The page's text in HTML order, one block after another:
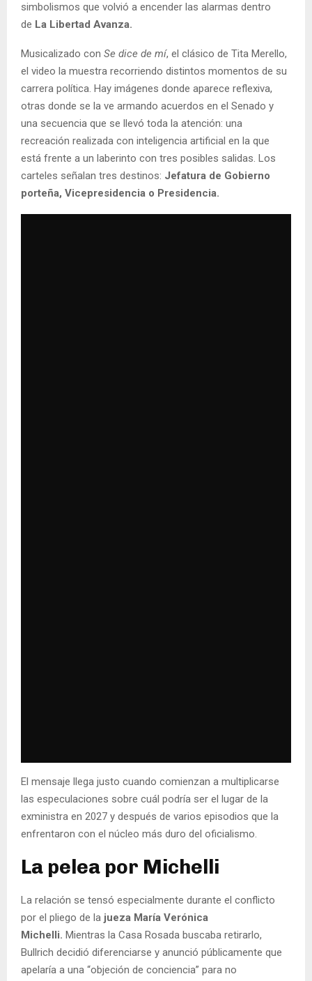
simbolismos que volvió a encender las alarmas dentro
de La Libertad Avanza.
Musicalizado con Se dice de mí, el clásico de Tita Merello,
el video la muestra recorriendo distintos momentos de su
carrera política. Hay imágenes donde aparece reflexiva,
otras donde se la ve armando acuerdos en el Senado y
una secuencia que se llevó toda la atención: una
recreación realizada con inteligencia artificial en la que
está frente a un laberinto con tres posibles salidas. Los
carteles señalan tres destinos: Jefatura de Gobierno
porteña, Vicepresidencia o Presidencia.
El mensaje llega justo cuando comienzan a multiplicarse
las especulaciones sobre cuál podría ser el lugar de la
exministra en 2027 y después de varios episodios que la
enfrentaron con el núcleo más duro del oficialismo.
La pelea por Michelli
La relación se tensó especialmente durante el conflicto
por el pliego de la jueza María Verónica
Michelli. Mientras la Casa Rosada buscaba retirarlo,
Bullrich decidió diferenciarse y anunció públicamente que
apelaría a una “objeción de conciencia” para no